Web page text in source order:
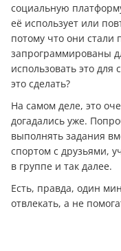
социальную
её использует или
потому что они
запрограммированы
использовать это
это сделать?
На самом деле, это
догадались уже.
выполнять задания
спортом с друзьями,
в группе и так далее.
Есть, правда, один
отвлекать, а не